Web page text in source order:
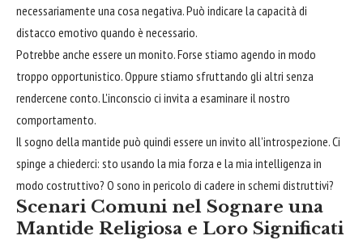
necessariamente una cosa negativa. Può indicare la capacità di
distacco emotivo quando è necessario.
Potrebbe anche essere un monito. Forse stiamo agendo in modo
troppo opportunistico. Oppure stiamo sfruttando gli altri senza
rendercene conto. L'inconscio ci invita a esaminare il nostro
comportamento.
Il sogno della mantide può quindi essere un invito all'introspezione. Ci
spinge a chiederci: sto usando la mia forza e la mia intelligenza in
modo costruttivo? O sono in pericolo di cadere in schemi distruttivi?
Scenari Comuni nel Sognare una
Mantide Religiosa e Loro Significati